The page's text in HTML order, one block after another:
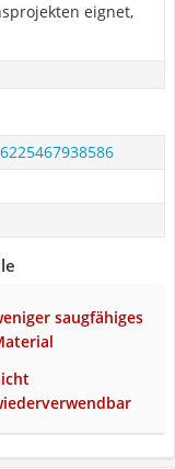
eignet,
saugfähiges